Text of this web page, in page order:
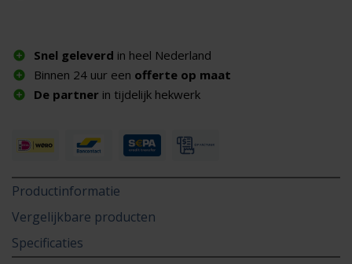
Snel geleverd in heel Nederland
Binnen 24 uur een offerte op maat
De partner in tijdelijk hekwerk
Productinformatie
Vergelijkbare producten
Specificaties